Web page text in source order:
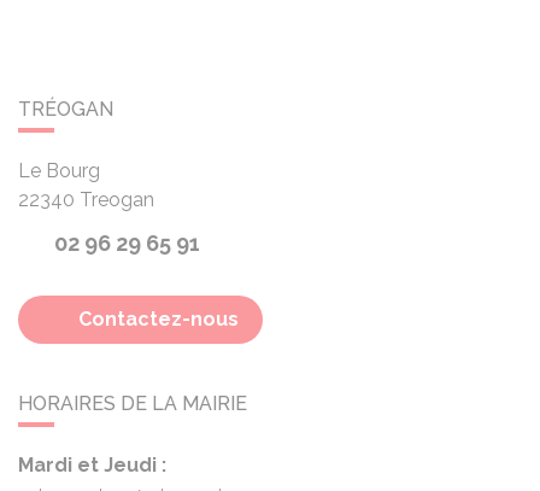
TRÉOGAN
Le Bourg
22340 Treogan
02 96 29 65 91
Contactez-nous
HORAIRES DE LA MAIRIE
Mardi et Jeudi :